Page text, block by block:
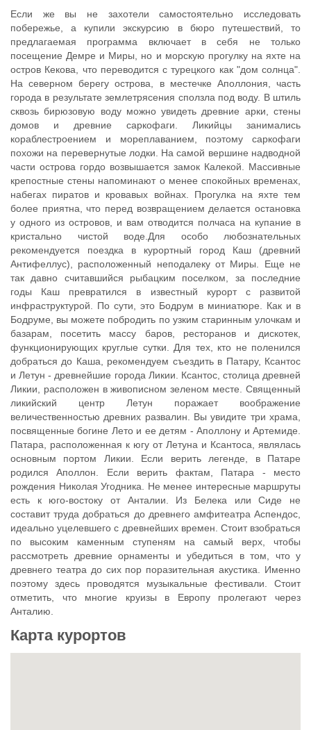
Если же вы не захотели самостоятельно исследовать
побережье, а купили экскурсию в бюро путешествий, то
предлагаемая программа включает в себя не только
посещение Демре и Миры, но и морскую прогулку на яхте на
остров Кекова, что переводится с турецкого как "дом солнца".
На северном берегу острова, в местечке Аполлония, часть
города в результате землетрясения сползла под воду. В штиль
сквозь бирюзовую воду можно увидеть древние арки, стены
домов и древние саркофаги. Ликийцы занимались
кораблестроением и мореплаванием, поэтому саркофаги
похожи на перевернутые лодки. На самой вершине надводной
части острова гордо возвышается замок Калекой. Массивные
крепостные стены напоминают о менее спокойных временах,
набегах пиратов и кровавых войнах. Прогулка на яхте тем
более приятна, что перед возвращением делается остановка
у одного из островов, и вам отводится полчаса на купание в
кристально чистой воде.Для особо любознательных
рекомендуется поездка в курортный город Каш (древний
Антифеллус), расположенный неподалеку от Миры. Еще не
так давно считавшийся рыбацким поселком, за последние
годы Каш превратился в известный курорт с развитой
инфраструктурой. По сути, это Бодрум в миниатюре. Как и в
Бодруме, вы можете побродить по узким старинным улочкам и
базарам, посетить массу баров, ресторанов и дискотек,
функционирующих круглые сутки. Для тех, кто не поленился
добраться до Каша, рекомендуем съездить в Патару, Ксантос
и Летун - древнейшие города Ликии. Ксантос, столица древней
Ликии, расположен в живописном зеленом месте. Священный
ликийский центр Летун поражает воображение
величественностью древних развалин. Вы увидите три храма,
посвященные богине Лето и ее детям - Аполлону и Артемиде.
Патара, расположенная к югу от Летуна и Ксантоса, являлась
основным портом Ликии. Если верить легенде, в Патаре
родился Аполлон. Если верить фактам, Патара - место
рождения Николая Угодника. Не менее интересные маршруты
есть к юго-востоку от Анталии. Из Белека или Сиде не
составит труда добраться до древнего амфитеатра Аспендос,
идеально уцелевшего с древнейших времен. Стоит взобраться
по высоким каменным ступеням на самый верх, чтобы
рассмотреть древние орнаменты и убедиться в том, что у
древнего театра до сих пор поразительная акустика. Именно
поэтому здесь проводятся музыкальные фестивали. Стоит
отметить, что многие круизы в Европу пролегают через
Анталию.
Карта курортов